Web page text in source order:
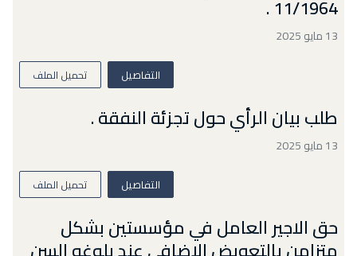
11/1964 .
13 مايو 2025
التفاصيل تحميل الملف
طلب بيان الرأي حول تجزئة النفقة .
13 مايو 2025
التفاصيل تحميل الملف
حق الاجير العامل في مؤسستين بشكل